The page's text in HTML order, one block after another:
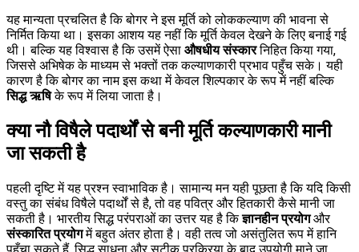
यह मान्यता प्रचलित है कि बोगर ने इस मूर्ति को लोककल्याण की भावना से
निर्मित किया था। इसका आशय यह नहीं कि मूर्ति केवल देखने के लिए बनाई गई
थी। बल्कि यह विश्वास है कि उसमें ऐसा औषधीय संस्कारनिहित किया गया,
जिससे अभिषेक के माध्यम से भक्तों तक कल्याणकारी प्रभाव पहुँच सके। यही
कारण है कि बोगर का नाम इस कथा में केवल शिल्पकार के रूप में नहीं बल्कि
सिद्ध ऋषिके रूप में लिया जाता है।
क्या नौ विषैले पदार्थों से बनी मूर्ति कल्याणकारी मानी
जा सकती है
पहली दृष्टि में यह प्रश्न स्वाभाविक है। सामान्य मन यही पूछता है कि यदि किसी
वस्तु का संबंध विषैले पदार्थों से है, तो वह पवित्र और हितकारी कैसे मानी जा
सकती है। भारतीय सिद्ध परंपराओं का उत्तर यह है किज्ञानहीन प्रयोगऔर
संस्कारित प्रयोगमें बहुत अंतर होता है। वही तत्व जो असंतुलित रूप में हानि